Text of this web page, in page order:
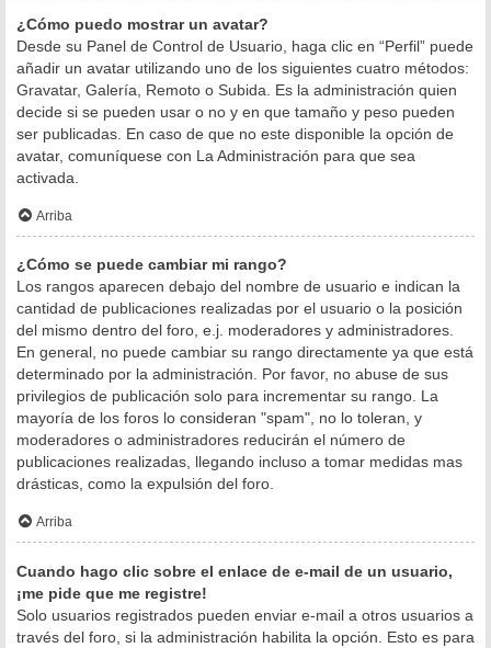
¿Cómo puedo mostrar un avatar?
Desde su Panel de Control de Usuario, haga clic en “Perfil” puede
añadir un avatar utilizando uno de los siguientes cuatro métodos:
Gravatar, Galería, Remoto o Subida. Es la administración quien
decide si se pueden usar o no y en que tamaño y peso pueden
ser publicadas. En caso de que no este disponible la opción de
avatar, comuníquese con La Administración para que sea
activada.
Arriba
¿Cómo se puede cambiar mi rango?
Los rangos aparecen debajo del nombre de usuario e indican la
cantidad de publicaciones realizadas por el usuario o la posición
del mismo dentro del foro, e.j. moderadores y administradores.
En general, no puede cambiar su rango directamente ya que está
determinado por la administración. Por favor, no abuse de sus
privilegios de publicación solo para incrementar su rango. La
mayoría de los foros lo consideran "spam", no lo toleran, y
moderadores o administradores reducirán el número de
publicaciones realizadas, llegando incluso a tomar medidas mas
drásticas, como la expulsión del foro.
Arriba
Cuando hago clic sobre el enlace de e-mail de un usuario,
¡me pide que me registre!
Solo usuarios registrados pueden enviar e-mail a otros usuarios a
través del foro, si la administración habilita la opción. Esto es para